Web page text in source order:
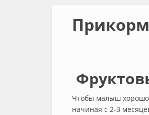
Прикорм
Чтобы малыш хорошо
начиная с 2-3